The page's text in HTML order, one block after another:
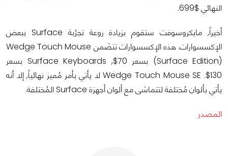
النهائي $699.
أخيراً, مايكروسوفت ستقوم بزيادة روعة تجرُبة Surface ببعض
الإكسسوارات. هذه الإكسسوارات تتضَمن Wedge Touch Mouse
(Surface Edition) بسعر 70$, Surface Keyboards بسعر
130$. Wedge Touch Mouse SE لا يأتي بأمر مُميز نهائياً, إلا أنه
يأتي بألوان مُختلفة لتتماشى مع ألوان أجهزة Surface المُختلفة.
المصدر